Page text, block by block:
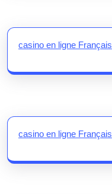
casino en ligne Français
casino en ligne Français